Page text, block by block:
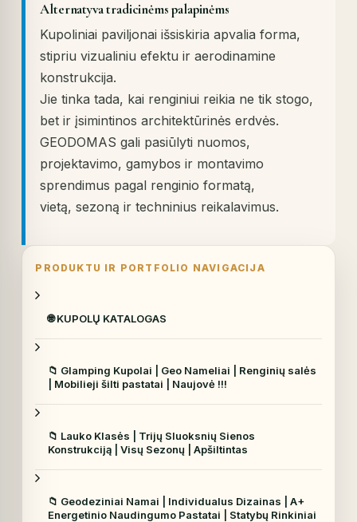
Alternatyva tradicinėms palapinėms
Kupoliniai paviljonai išsiskiria apvalia forma,
stipriu vizualiniu efektu ir aerodinamine
konstrukcija.
Jie tinka tada, kai renginiui reikia ne tik stogo,
bet ir įsimintinos architektūrinės erdvės.
GEODOMAS gali pasiūlyti nuomos,
projektavimo, gamybos ir montavimo
sprendimus pagal renginio formatą,
vietą, sezoną ir techninius reikalavimus.
PRODUKTU IR PORTFOLIO NAVIGACIJA
🌐 KUPOLŲ KATALOGAS
📁 Glamping Kupolai | Geo Nameliai | Renginių salės
| Mobilieji šilti pastatai | Naujovė !!!
📁 Lauko Klasės | Trijų Sluoksnių Sienos
Konstrukciją | Visų Sezonų | Apšiltintas
📁 Geodeziniai Namai | Individualus Dizainas | A+
Energetinio Naudingumo Pastatai | Statybų Rinkiniai